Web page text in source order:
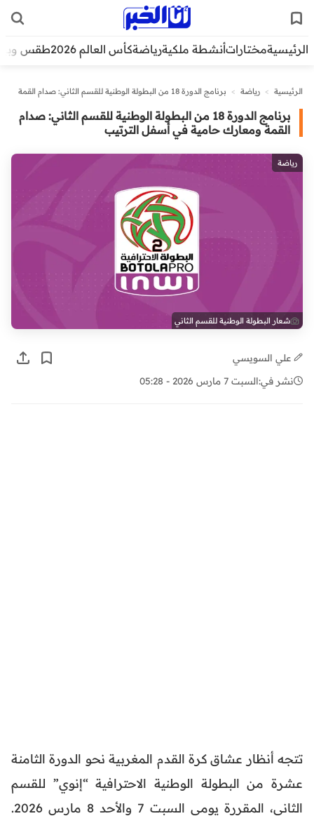
الرئيسيةمختاراتأنشطة ملكيةرياضةكأس العالم 2026 طقس
الرئيسية > رياضة >
برنامج الدورة 18 من البطولة الوطنية للقسم الثاني: صدام القمة
برنامج الدورة 18 من البطولة الوطنية للقسم الثاني: صدام
القمة ومعارك حامية في أسفل الترتيب
رياضة
شعار البطولة الوطنية للقسم الثاني
علي السويسي
نشر في:السبت 7 مارس 2026 - 05:28
تتجه أنظار عشاق كرة القدم المغربية نحو الدورة الثامنة
عشرة من البطولة الوطنية الاحترافية “إنوي” للقسم
الثاني، المقررة يومي السبت 7 والأحد 8 مارس 2026.